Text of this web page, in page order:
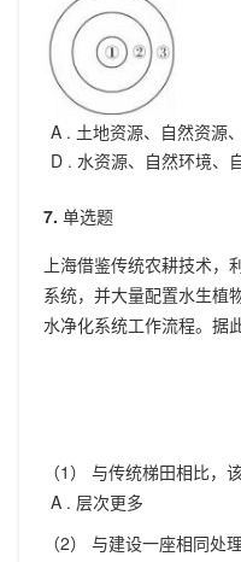
A . 土地资源、自然资源
D . 水资源、自然环境、
7. 单选题
上海借鉴传统农耕技术
系统，并大量配置水生植
水净化系统工作流程。据
（1） 与传统梯田相比
A . 层次更多
（2） 与建设一座相同